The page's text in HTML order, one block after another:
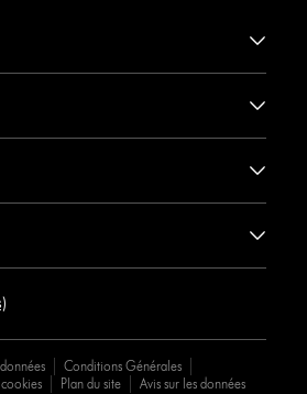
Conditions Générales
Plan du site Avis sur les données